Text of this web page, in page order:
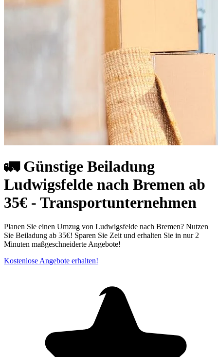
🚛 Günstige Beiladung
Ludwigsfelde nach Bremen ab
35€ - Transportunternehmen
Planen Sie einen Umzug von Ludwigsfelde nach Bremen? Nutzen
Sie Beiladung ab 35€! Sparen Sie Zeit und erhalten Sie in nur 2
Minuten maßgeschneiderte Angebote!
Kostenlose Angebote erhalten!